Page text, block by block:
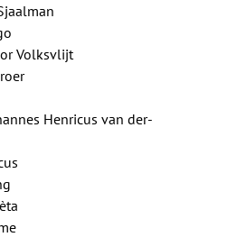
Volksvlijt
Henricus van der-